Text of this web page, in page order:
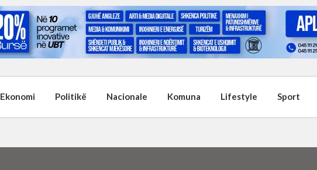
Ekonomi Politikë Nacionale Komuna Lifestyle Sport